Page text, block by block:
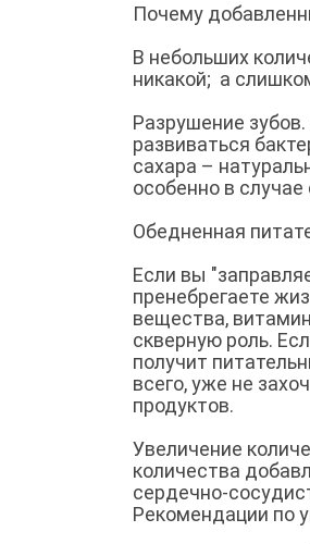
Почему
В небольших
никакой; а
Разрушение
развиваться
сахара –
особенно в
Обедненная
Если вы
пренебрегаете
вещества,
скверную роль.
получит
всего, уже не
продуктов.
Увеличение
количества
сердечно-
Рекомендации по